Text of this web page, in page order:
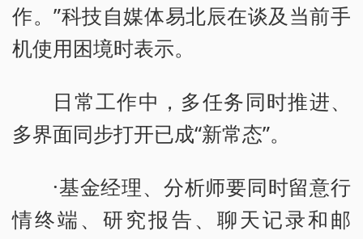
作。”科技自媒体易北辰在谈及当前手
机使用困境时表示。
日常工作中，多任务同时推进、
多界面同步打开已成“新常态”。
·基金经理、分析师要同时留意行
情终端、研究报告、聊天记录和邮